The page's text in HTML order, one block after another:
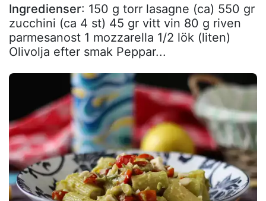
Ingredienser: 150 g torr lasagne (ca) 550 gr
zucchini (ca 4 st) 45 gr vitt vin 80 g riven
parmesanost 1 mozzarella 1/2 lök (liten)
Olivolja efter smak Peppar...